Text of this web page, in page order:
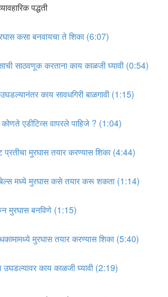
पद्धती
कसा बनवायचा ते शिका (6:07)
साठवणूक करताना काय काळजी घ्यावी (0:54)
उघडल्यानंतर काय सावधगिरी बाळगावी (1:15)
कोणते एडीटिव्स वापरले पाहिजे ? (1:04)
मुरघास तयार करण्यास शिका (4:44)
बेल्स मध्ये मुरघास कसे तयार करू शकता (1:14)
मुरघास बनविणे (1:15)
मुरघास तयार करण्यास शिका (5:40)
काय काळजी घ्यावी (2:19)